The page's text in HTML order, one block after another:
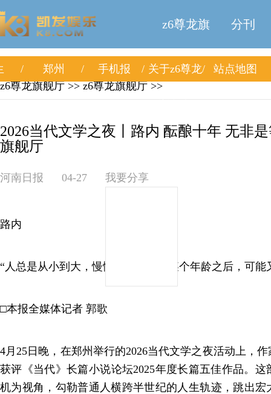
z6尊龙旗
舰厅
分刊
郑州 手机报 关于z6尊龙
站点地图
z6尊龙旗舰厅 >> z6尊龙旗舰厅 >>
2026当代文学之夜丨路内 酝酿十年 无非
旗舰厅
河南日报 04-27 我要分享
路内
“人总是从小到大，慢慢沉淀。到了某个年龄之后，可能
□本报全媒体记者 郭歌
4月25日晚，在郑州举行的2026当代文学之夜活动上，
获评《当代》长篇小说论坛2025年度长篇五佳作品。
机为视角，勾勒普通人横跨半世纪的人生轨迹，跳出